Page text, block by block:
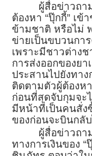
ผู้สื่อข่าวถ
ต้องหา “ปุ๊กกี้” เ
ข้ามชาติ หรือไม่
ข่ายเป็นขบวนกา
เพราะมีชาวต่างช
การส่งออกของยา
ประสานไปยังทาง
ติดตามตัวผู้ต้องห
ก่อนที่สุดจับกุมจะ
มีหน้าที่เป็นคนสั่
ของก่อนจะบินกลั
ผู้สื่อข่าวถา
ทางการเงินของ “